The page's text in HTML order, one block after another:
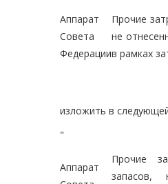
Аппарат
Совета
Федерации
Прочие
не
в рамках
изложить в
"
Аппарат
Прочие
запасов,